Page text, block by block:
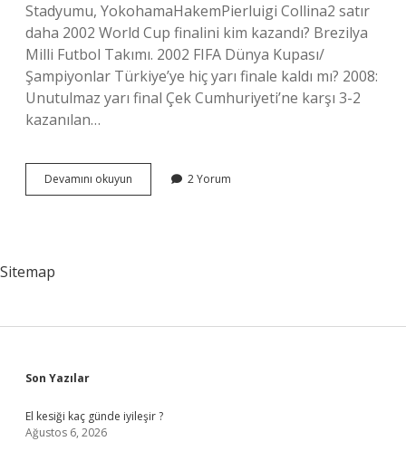
Stadyumu, YokohamaHakemPierluigi Collina2 satır
daha 2002 World Cup finalini kim kazandı? Brezilya
Milli Futbol Takımı. 2002 FIFA Dünya Kupası/
Şampiyonlar Türkiye’ye hiç yarı finale kaldı mı? 2008:
Unutulmaz yarı final Çek Cumhuriyeti’ne karşı 3-2
kazanılan…
Devamını okuyun
Dünya
2 Yorum
Sitemap
Sidebar
Son Yazılar
El kesiği kaç günde iyileşir ?
Ağustos 6, 2026